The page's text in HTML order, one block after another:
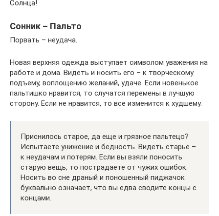
Солнца!
Сонник – Пальто
Порвать – неудача.
Новая верхняя одежда выступает символом уважения на
работе и дома. Видеть и носить его – к творческому
подъему, воплощению желаний, удаче. Если новенькое
пальтишко нравится, то случатся перемены в лучшую
сторону. Если не нравится, то все изменится к худшему.
Приснилось старое, да еще и грязное пальтецо?
Испытаете унижение и бедность. Видеть старье –
к неудачам и потерям. Если вы взяли поносить
старую вещь, то пострадаете от чужих ошибок.
Носить во сне драный и поношенный пиджачок
буквально означает, что вы едва сводите концы с
концами.